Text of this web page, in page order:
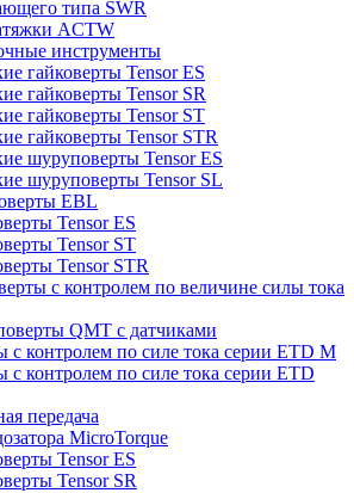
типа SWR
ACTW
инструменты
гайковерты Tensor ES
гайковерты Tensor SR
гайковерты Tensor ST
гайковерты Tensor STR
шуруповерты Tensor ES
шуруповерты Tensor SL
EBL
Tensor ES
Tensor ST
Tensor STR
с контролем по величине силы тока
QMT с датчиками
контролем по силе тока серии ETD M
контролем по силе тока серии ETD
передача
MicroTorque
Tensor ES
Tensor SR